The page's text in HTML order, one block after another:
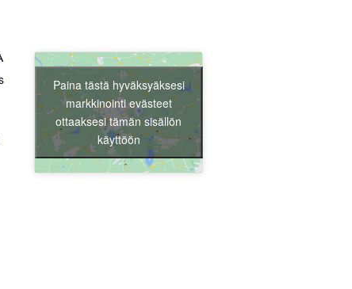
Paina tästä hyväksyäksesi
markkinointi evästeet
ottaaksesi tämän sisällön
käyttöön